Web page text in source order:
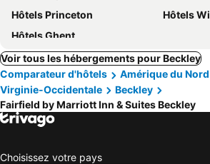
Hôtels Princeton
Hôtels
Hôtels Ghent
Voir tous les hébergements pour Beckley
Comparateur d'hôtels
Amérique du Nord
Virginie-Occidentale
Beckley
Fairfield by Marriott Inn & Suites Beckley
Choisissez votre pays